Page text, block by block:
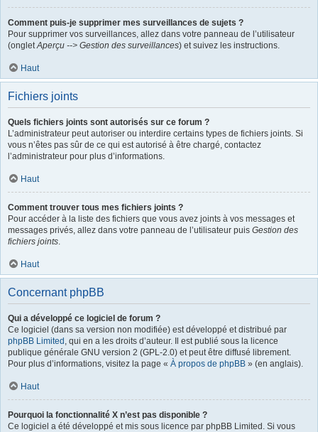
Comment puis-je supprimer mes surveillances de sujets ?
Pour supprimer vos surveillances, allez dans votre panneau de l’utilisateur
(ongletAperçu --> Gestion des surveillances) et suivez les instructions.
Haut
Fichiers joints
Quels fichiers joints sont autorisés sur ce forum ?
L’administrateur peut autoriser ou interdire certains types de fichiers joints. Si
vous n’êtes pas sûr de ce qui est autorisé à être chargé, contactez
l’administrateur pour plus d’informations.
Haut
Comment trouver tous mes fichiers joints ?
Pour accéder à la liste des fichiers que vous avez joints à vos messages et
messages privés, allez dans votre panneau de l’utilisateur puis Gestion des
fichiers joints.
Haut
Concernant phpBB
Qui a développé ce logiciel de forum ?
Ce logiciel (dans sa version non modifiée) est développé et distribué par
phpBB Limited , qui en a les droits d’auteur. Il est publié sous la licence
publique générale GNU version 2 (GPL-2.0) et peut être diffusé librement.
Pour plus d’informations, visitez la page « À propos de phpBB » (en anglais).
Haut
Pourquoi la fonctionnalité X n’est pas disponible ?
Ce logiciel a été développé et mis sous licence par phpBB Limited. Si vous